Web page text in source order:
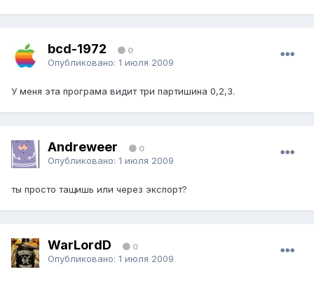
bcd-1972 0
Опубликовано: 1 июля 2009
У меня эта програма видит три партишина 0,2,3.
Andreweer 0
Опубликовано: 1 июля 2009
ты просто тащишь или через экспорт?
WarLordD 0
Опубликовано: 1 июля 2009